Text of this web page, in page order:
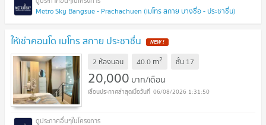
Metro Sky Bangsue - Prachachuen (เมโทร สกาย บางซื่อ - ประชาชื่น)
ให้เช่าคอนโด เมโทร สกาย ประชาชื่น
2 ห้องนอน 40.0 m2 ชั้น 17
20,000 บาท/เดือน
06/08/2026 1:31:50